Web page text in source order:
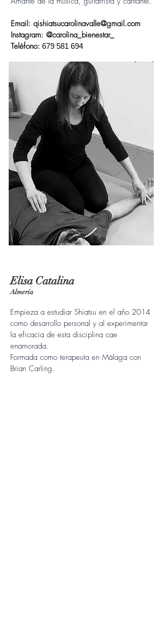
Email: qishiatsucarolinavalle@gmail.com
Instagram: @carolina_bienestar_
Teléfono: 679 581 694
Elisa Catalina
Almería
Empieza a estudiar Shiatsu en el año 2014
como desarrollo personal y al experimentar
la eficacia de esta disciplina cae
enamorada.
Formada como terapeuta en Málaga con
Brian Carling.